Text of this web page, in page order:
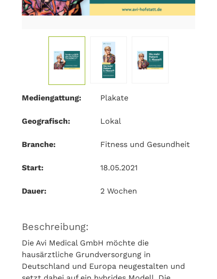
Mediengattung: Plakate
Geografisch: Lokal
Branche: Fitness und Gesundheit
Start: 18.05.2021
Dauer: 2 Wochen
Beschreibung:
Die Avi Medical GmbH möchte die
hausärztliche Grundversorgung in
Deutschland und Europa neugestalten und